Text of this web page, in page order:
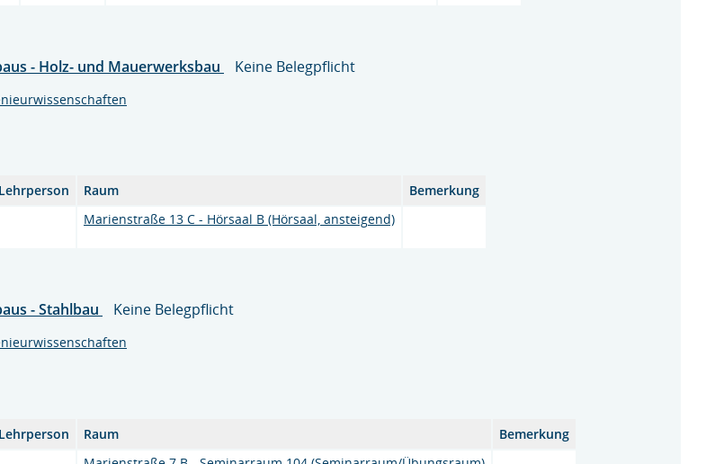
- Holz- und Mauerwerksbau Keine Belegpflicht
Lehrperson Raum
Bemerkung
Marienstraße 13 C - Hörsaal B (Hörsaal, ansteigend)
- Stahlbau Keine Belegpflicht
Lehrperson Raum
Bemerkung